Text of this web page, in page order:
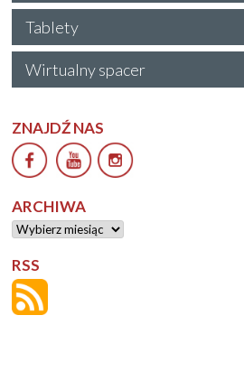
Tablety
Wirtualny spacer
ZNAJDŹ NAS
ARCHIWA
Archiwa
RSS